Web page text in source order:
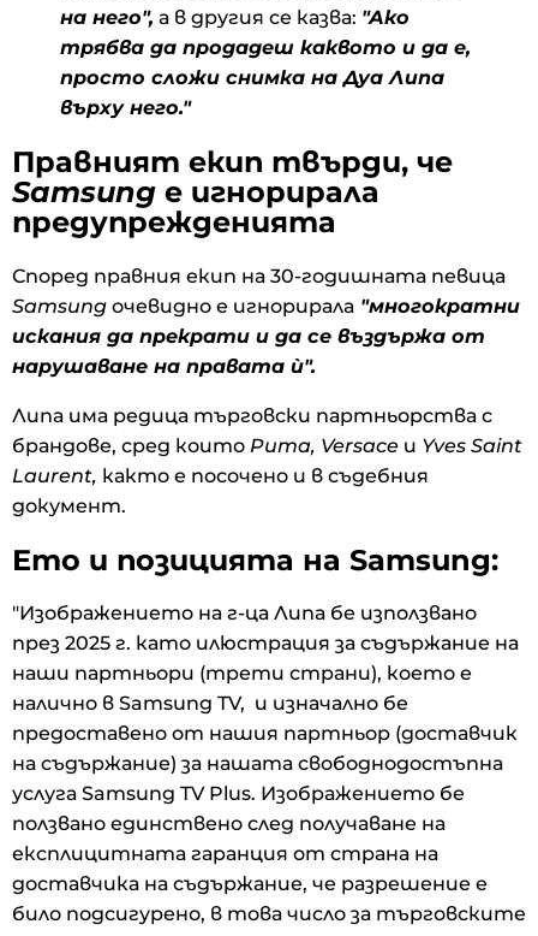
на него", а в другия се казва: "Ако
трябва да продадеш каквото и да е,
просто сложи снимка на Дуа Липа
върху него."
Правният екип твърди, че
Samsung е игнорирала
предупрежденията
Според правния екип на 30-годишната певица
Samsung очевидно е игнорирала "многократни
искания да прекрати и да се въздържа от
нарушаване на правата ѝ".
Липа има редица търговски партньорства с
брандове, сред които Puma, Versace и Yves Saint
Laurent, както е посочено и в съдебния
документ.
Ето и позицията на Samsung:
"Изображението на г-ца Липа бе използвано
през 2025 г. като илюстрация за съдържание на
наши партньори (трети страни), което е
налично в Samsung TV, и изначално бе
предоставено от нашия партньор (доставчик
на съдържание) за нашата свободнодостъпна
услуга Samsung TV Plus. Изображението бе
ползвано единствено след получаване на
експлицитната гаранция от страна на
доставчика на съдържание, че разрешение е
било подсигурено, в това число за търговските